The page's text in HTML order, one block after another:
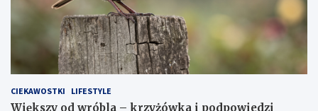
CIEKAWOSTKI LIFESTYLE
Większy od wróbla – krzyżówka i podpowiedzi